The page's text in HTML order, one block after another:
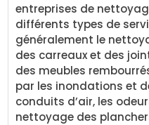
entreprises de
différents types de
généralement le
des carreaux et des
des meubles
par les inondations et
conduits d’air, les
nettoyage des